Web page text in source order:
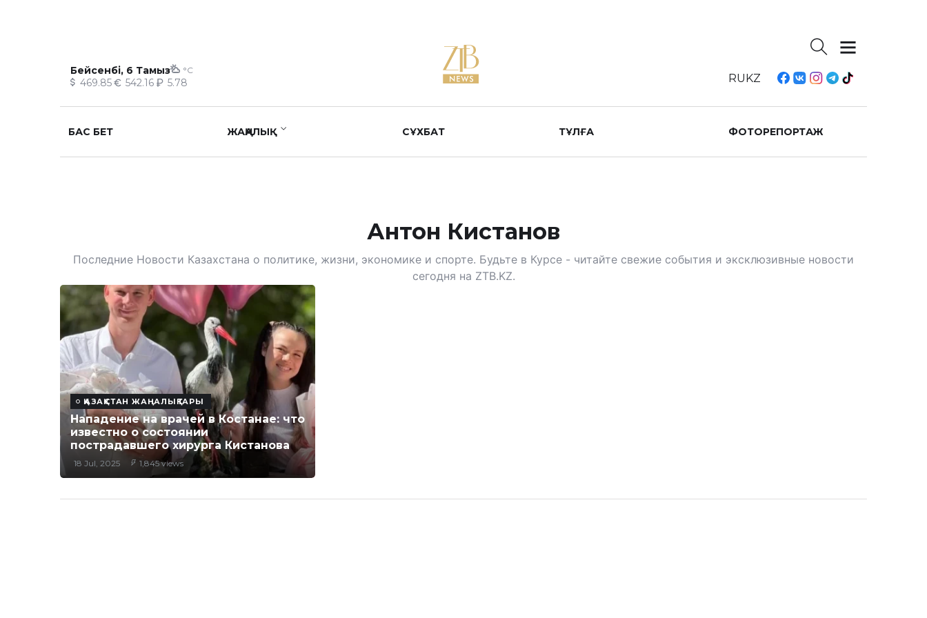
Бейсенбі, 6 Тамыз °C
469.85 542.16 5.78 RUKZ
БАС БЕТ ЖАҢАЛЫҚ СҰХБАТ ТҰЛҒА ФОТОРЕПОРТАЖ
Антон Кистанов
Последние Новости Казахстана о политике, жизни, экономике и спорте. Будьте в Курсе - читайте свежие события и эксклюзивные новости
сегодня на ZTB.KZ.
ҚАЗАҚСТАН ЖАҢАЛЫҚТАРЫ
Нападение на врачей в Костанае: что
известно о состоянии
пострадавшего хирурга Кистанова
18 Jul, 2025 1,845 views